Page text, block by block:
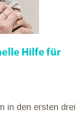
Hilfe für
in den ersten drei